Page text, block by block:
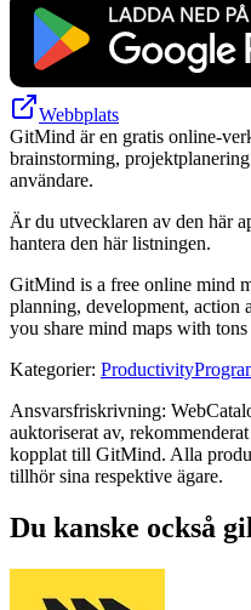
Webbplats
GitMind är en gratis online-
brainstorming,
användare.
Är du utvecklaren av den här
hantera den här listningen.
GitMind is a free online mind
planning, development, action
you share mind maps with
Kategorier: Productivity
Ansvarsfriskrivning:
auktoriserat av,
kopplat till GitMind. Alla
tillhör sina respektive ägare.
Du kanske också